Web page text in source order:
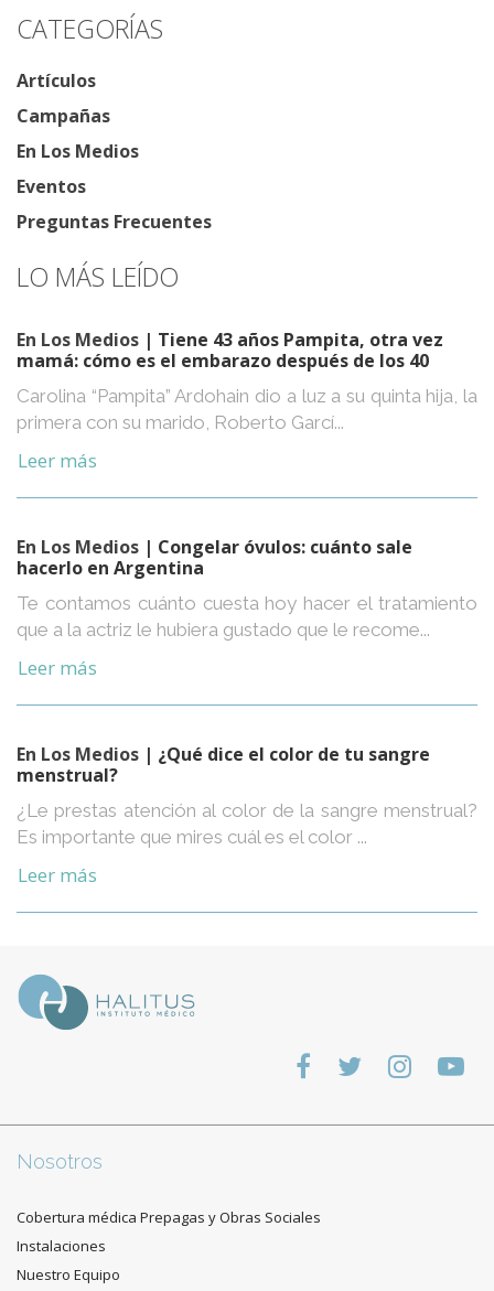
CATEGORÍAS
Artículos
Campañas
En Los Medios
Eventos
Preguntas Frecuentes
LO MÁS LEÍDO
En Los Medios | Tiene 43 años Pampita, otra vez
mamá: cómo es el embarazo después de los 40
Carolina “Pampita” Ardohain dio a luz a su quinta hija, la
primera con su marido, Roberto Garcí...
Leer más
En Los Medios | Congelar óvulos: cuánto sale
hacerlo en Argentina
Te contamos cuánto cuesta hoy hacer el tratamiento
que a la actriz le hubiera gustado que le recome...
Leer más
En Los Medios | ¿Qué dice el color de tu sangre
menstrual?
¿Le prestas atención al color de la sangre menstrual?
Es importante que mires cuál es el color ...
Leer más
Nosotros
Cobertura médica Prepagas y Obras Sociales
Instalaciones
Nuestro Equipo